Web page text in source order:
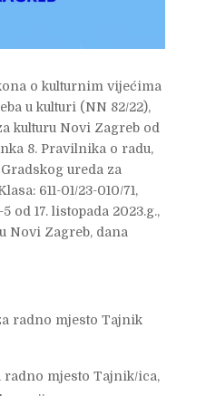
o kulturnim vijećima
u kulturi (NN 82/22),
kulturu Novi Zagreb od
8. Pravilnika o radu,
ureda za
611-01/23-010/71,
od 17. listopada 2023.g.,
Novi Zagreb, dana
radno mjesto Tajnik
radno mjesto Tajnik/ica,